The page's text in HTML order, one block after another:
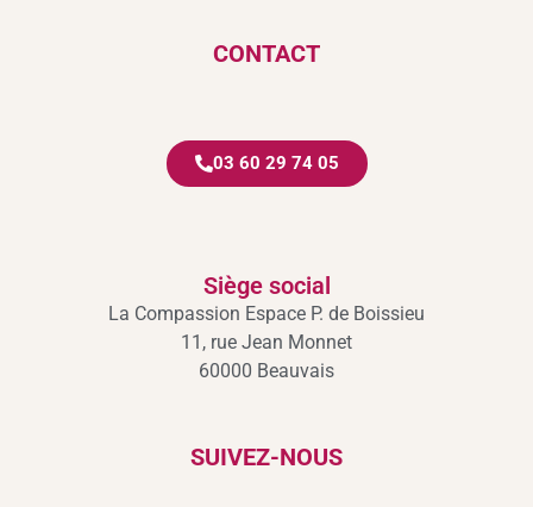
CONTACT
03 60 29 74 05
Siège social
La Compassion Espace P. de Boissieu
11, rue Jean Monnet
60000 Beauvais
SUIVEZ-NOUS